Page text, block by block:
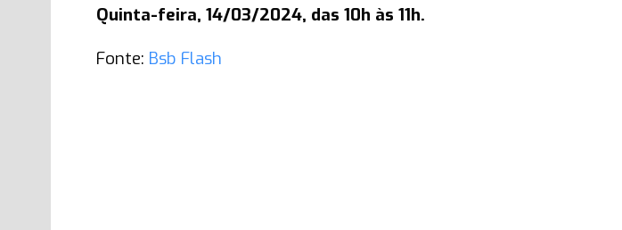
Quinta-feira, 14/03/2024, das 10h às 11h.
Fonte: Bsb Flash